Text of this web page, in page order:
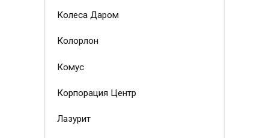
Колеса Даром
Колорлон
Комус
Корпорация Центр
Лазурит